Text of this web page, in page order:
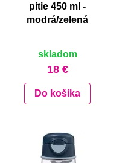
pitie 450 ml -
modrá/zelená
skladom
18 €
Do košíka